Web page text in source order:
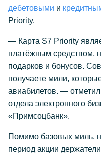
дебетовыми и
Priority.
— Карта S7 Priority
платёжным средством,
подарков и бонусов.
получаете мили,
авиабилетов. —
отдела электронного
«Примсоцбанк».
Помимо базовых миль,
период акции